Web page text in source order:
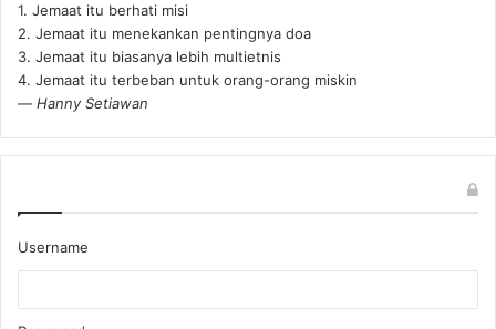
1. Jemaat itu berhati misi
2. Jemaat itu menekankan pentingnya doa
3. Jemaat itu biasanya lebih multietnis
4. Jemaat itu terbeban untuk orang-orang miskin
— Hanny Setiawan
Username